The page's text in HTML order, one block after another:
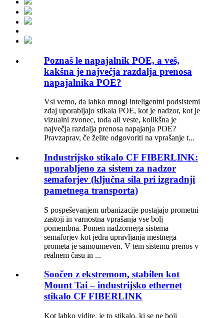
Poznaš le napajalnik POE, a veš,
kakšna je največja razdalja prenosa
napajalnika POE?
Vsi vemo, da lahko mnogi inteligentni podsistemi
zdaj uporabljajo stikala POE, kot je nadzor, kot je
vizualni zvonec, toda ali veste, kolikšna je
največja razdalja prenosa napajanja POE?
Pravzaprav, če želite odgovoriti na vprašanje t...
Industrijsko stikalo CF FIBERLINK:
uporabljeno za sistem za nadzor
semaforjev (ključna sila pri izgradnji
pametnega transporta)
S pospeševanjem urbanizacije postajajo prometni
zastoji in varnostna vprašanja vse bolj
pomembna. Pomen nadzornega sistema
semaforjev kot jedra upravljanja mestnega
prometa je samoumeven. V tem sistemu prenos v
realnem času in ...
Soočen z ekstremom, stabilen kot
Mount Tai – industrijsko ethernet
stikalo CF FIBERLINK
Kot lahko vidite, je to stikalo, ki se ne boji